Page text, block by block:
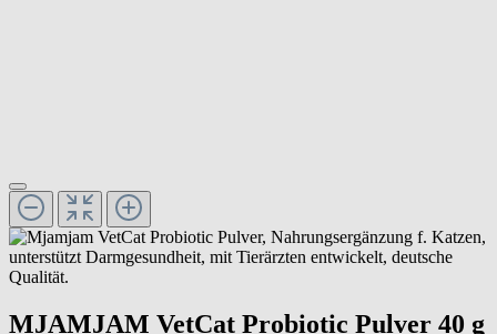
MJAMJAM VetCat Probiotic Pulver 40 g